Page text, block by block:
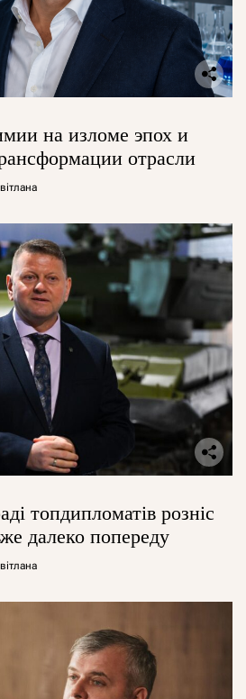
на изломе эпох и
отрасли
топдипломатів розніс
далеко попереду